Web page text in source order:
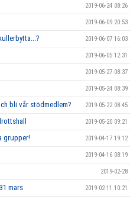
2019-06-24 08:26
2019-06-09 20:53
2019-06-07 16:03
2019-06-05 12:31
2019-05-27 08:37
2019-05-24 08:39
bli vår stödmedlem? 2019-05-22 08:45
2019-05-20 09:21
grupper! 2019-04-17 19:12
2019-04-16 08:19
2019-02-28
mars 2019-02-11 10:21